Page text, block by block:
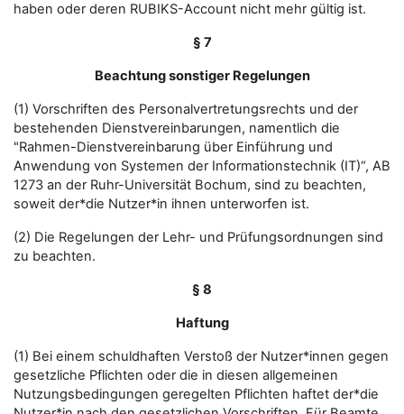
haben oder deren RUBIKS-Account nicht mehr gültig ist.
§ 7
Beachtung sonstiger Regelungen
(1) Vorschriften des Personalvertretungsrechts und der
bestehenden Dienstvereinbarungen, namentlich die
"Rahmen-Dienstvereinbarung über Einführung und
Anwendung von Systemen der Informationstechnik (IT)“, AB
1273 an der Ruhr-Universität Bochum, sind zu beachten,
soweit der*die Nutzer*in ihnen unterworfen ist.
(2) Die Regelungen der Lehr- und Prüfungsordnungen sind
zu beachten.
§ 8
Haftung
(1) Bei einem schuldhaften Verstoß der Nutzer*innen gegen
gesetzliche Pflichten oder die in diesen allgemeinen
Nutzungsbedingungen geregelten Pflichten haftet der*die